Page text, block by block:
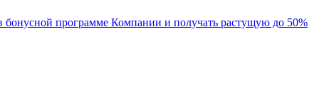
программе Компании и получать растущую до 50%